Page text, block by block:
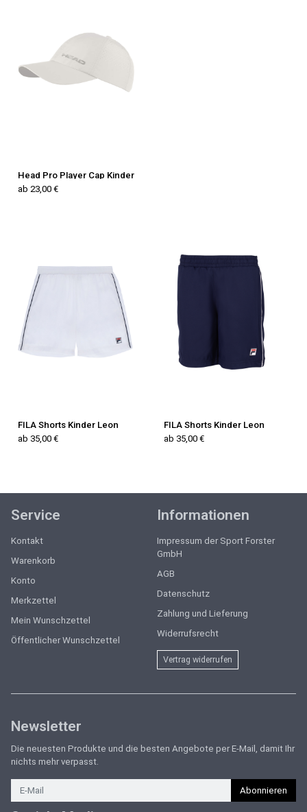
Head Pro Player Cap Kinder
ab 23,00 €
FILA Shorts Kinder Leon
ab 35,00 €
FILA Shorts Kinder Leon
ab 35,00 €
Service
Kontakt
Warenkorb
Konto
Merkzettel
Mein Wunschzettel
Öffentlicher Wunschzettel
Informationen
Impressum der Sport Forster
GmbH
AGB
Datenschutz
Zahlung und Lieferung
Widerrufsrecht
Vertrag widerrufen
Newsletter
Die neuesten Produkte und die besten Angebote per E-Mail, damit Ihr
nichts mehr verpasst.
Newsletter
Abonnieren